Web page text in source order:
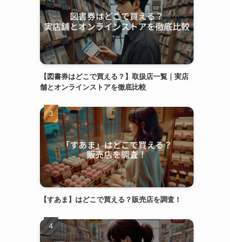
【図書券はどこで買える？】取扱店一覧｜実店
舗とオンラインストアを徹底比較
【すあま】はどこで買える？販売店を調査！